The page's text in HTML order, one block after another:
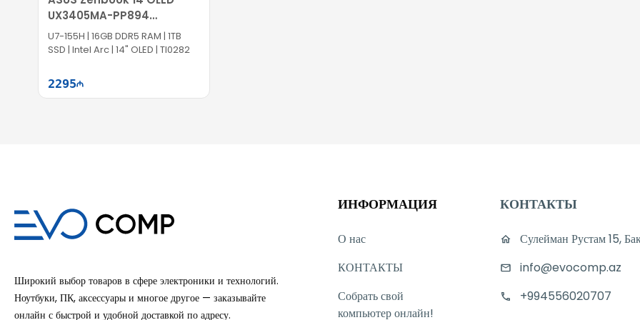
UX3405MA-PP894
90NB11R1-M01JU0
U7-155H | 16GB DDR5 RAM | 1TB
SSD | Intel Arc | 14" OLED | TI0282
2295
Широкий выбор товаров в сфере электроники и технологий.
Ноутбуки, ПК, аксессуары и многое другое — заказывайте
онлайн с быстрой и удобной доставкой по адресу.
ИНФОРМАЦИЯ
О нас
КОНТАКТЫ
Собрать свой
компьютер онлайн!
КОНТАКТЫ
Сулейман Рустам 15,
info@evocomp.az
+994556020707